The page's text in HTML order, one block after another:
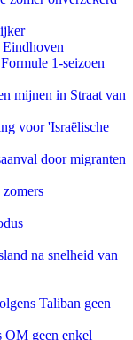
1-seizoen
mijnen in Straat van
voor 'Israëlische
door migranten
na snelheid van
Taliban geen
OM geen enkel